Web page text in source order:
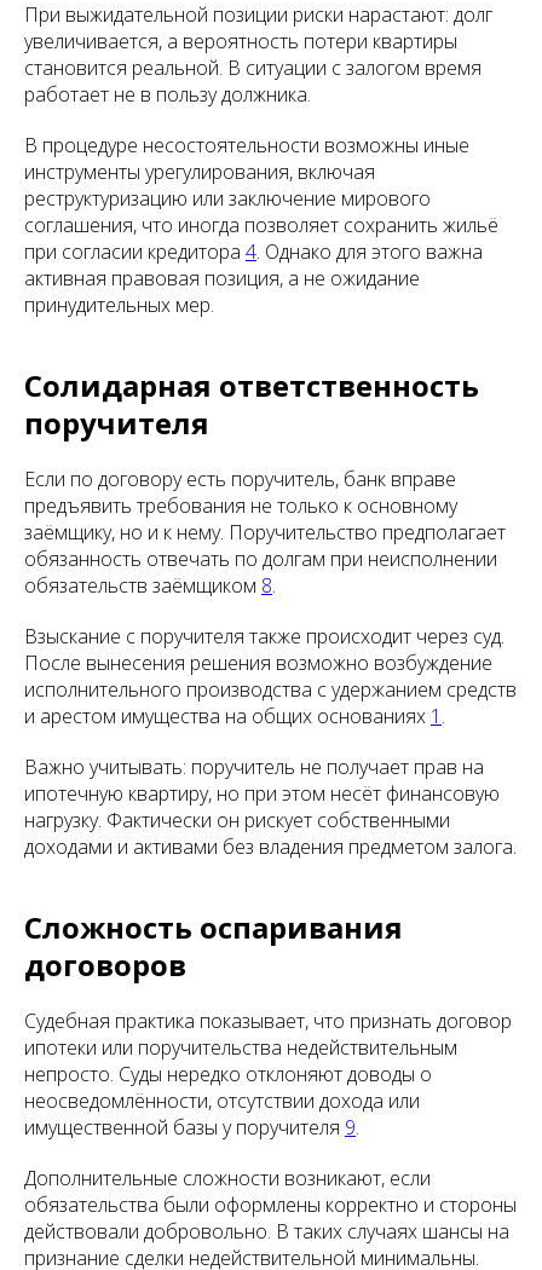
При выжидательной позиции риски нарастают: долг
увеличивается, а вероятность потери квартиры
становится реальной. В ситуации с залогом время
работает не в пользу должника.
В процедуре несостоятельности возможны иные
инструменты урегулирования, включая
реструктуризацию или заключение мирового
соглашения, что иногда позволяет сохранить жильё
при согласии кредитора 4. Однако для этого важна
активная правовая позиция, а не ожидание
принудительных мер.
Солидарная ответственность
поручителя
Если по договору есть поручитель, банк вправе
предъявить требования не только к основному
заёмщику, но и к нему. Поручительство предполагает
обязанность отвечать по долгам при неисполнении
обязательств заёмщиком 8.
Взыскание с поручителя также происходит через суд.
После вынесения решения возможно возбуждение
исполнительного производства с удержанием средств
и арестом имущества на общих основаниях 1 .
Важно учитывать: поручитель не получает прав на
ипотечную квартиру, но при этом несёт финансовую
нагрузку. Фактически он рискует собственными
доходами и активами без владения предметом залога.
Сложность оспаривания
договоров
Судебная практика показывает, что признать договор
ипотеки или поручительства недействительным
непросто. Суды нередко отклоняют доводы о
неосведомлённости, отсутствии дохода или
имущественной базы у поручителя 9.
Дополнительные сложности возникают, если
обязательства были оформлены корректно и стороны
действовали добровольно. В таких случаях шансы на
признание сделки недействительной минимальны.